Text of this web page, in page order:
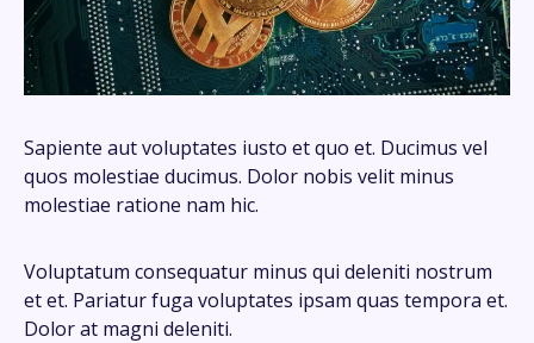
Sapiente aut voluptates iusto et quo et. Ducimus vel
quos molestiae ducimus. Dolor nobis velit minus
molestiae ratione nam hic.
Voluptatum consequatur minus qui deleniti nostrum
et et. Pariatur fuga voluptates ipsam quas tempora et.
Dolor at magni deleniti.